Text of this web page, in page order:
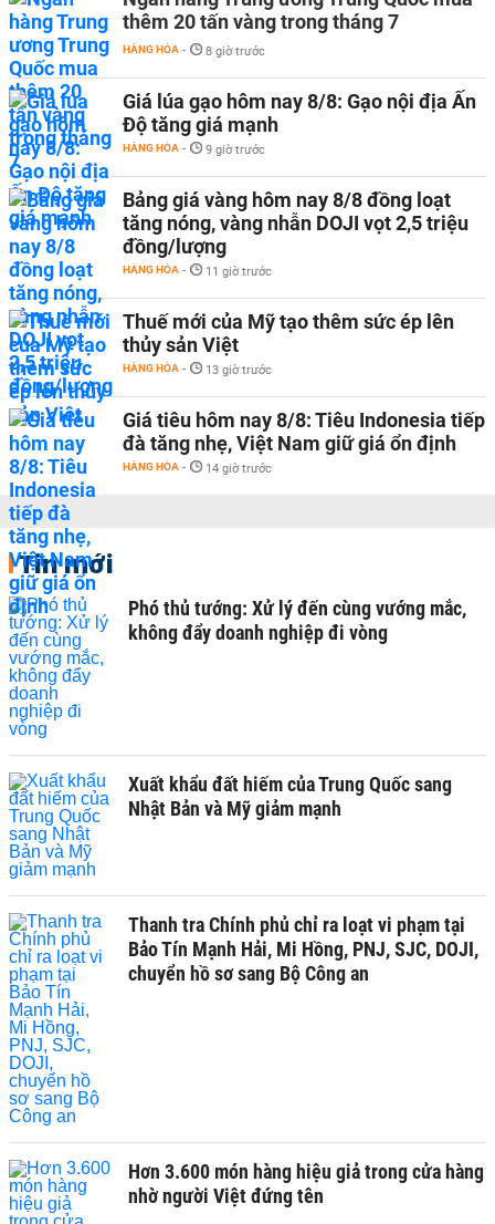
thêm 20 tấn vàng trong tháng 7
HÀNG HÓA - 8 giờ trước
Giá lúa gạo hôm nay 8/8: Gạo nội địa Ấn
Độ tăng giá mạnh
HÀNG HÓA - 9 giờ trước
Bảng giá vàng hôm nay 8/8 đồng loạt
tăng nóng, vàng nhẫn DOJI vọt 2,5 triệu
đồng/lượng
HÀNG HÓA - 11 giờ trước
Thuế mới của Mỹ tạo thêm sức ép lên
thủy sản Việt
HÀNG HÓA - 13 giờ trước
Giá tiêu hôm nay 8/8: Tiêu Indonesia tiếp
đà tăng nhẹ, Việt Nam giữ giá ổn định
HÀNG HÓA - 14 giờ trước
Tin mới
Phó thủ tướng: Xử lý đến cùng vướng mắc,
không đẩy doanh nghiệp đi vòng
Xuất khẩu đất hiếm của Trung Quốc sang
Nhật Bản và Mỹ giảm mạnh
Thanh tra Chính phủ chỉ ra loạt vi phạm tại
Bảo Tín Mạnh Hải, Mi Hồng, PNJ, SJC, DOJI,
chuyển hồ sơ sang Bộ Công an
Hơn 3.600 món hàng hiệu giả trong cửa hàng
nhờ người Việt đứng tên